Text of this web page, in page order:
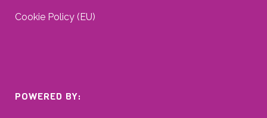
Cookie Policy (EU)
POWERED BY: